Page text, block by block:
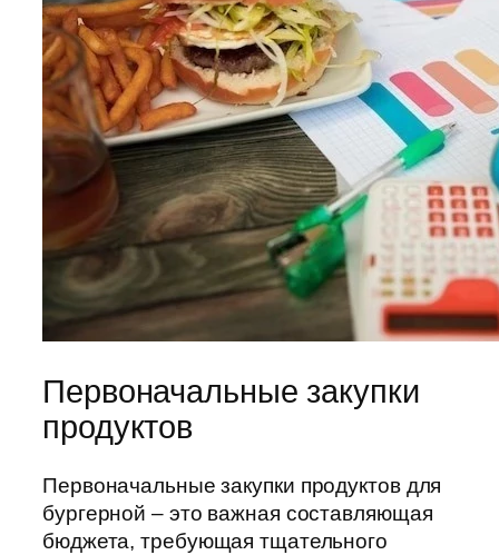
Первоначальные закупки
продуктов
Первоначальные закупки продуктов для
бургерной – это важная составляющая
бюджета, требующая тщательного